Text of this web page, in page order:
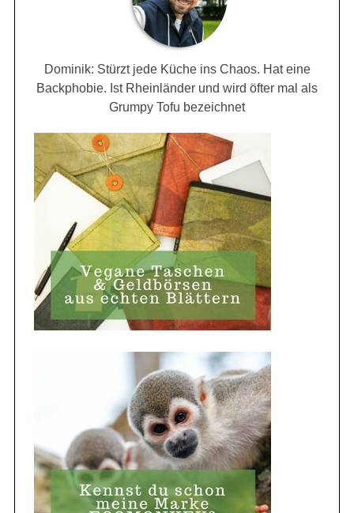
Dominik: Stürzt jede Küche ins Chaos. Hat eine
Backphobie. Ist Rheinländer und wird öfter mal als
Grumpy Tofu bezeichnet